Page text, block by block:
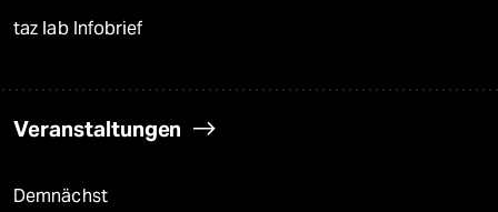
taz lab Infobrief
Veranstaltungen
Demnächst